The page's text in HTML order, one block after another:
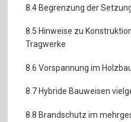
8.4 Begrenzung der
8.5 Hinweise zu
Tragwerke
8.6 Vorspannung im
8.7 Hybride Bauweisen
8.8 Brandschutz im